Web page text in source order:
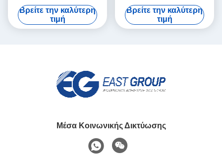
PVC διασποράς
πολυουρεθάνιου κόλλας
βασισμένη στο νερό PUD
Βρείτε την καλύτερη
τιμή
PUD για την κενή πιέζοντας
μηχανή μεμβρανών
Βρείτε την καλύτερη
τιμή
Μέσα Κοινωνικής Δικτύωσης